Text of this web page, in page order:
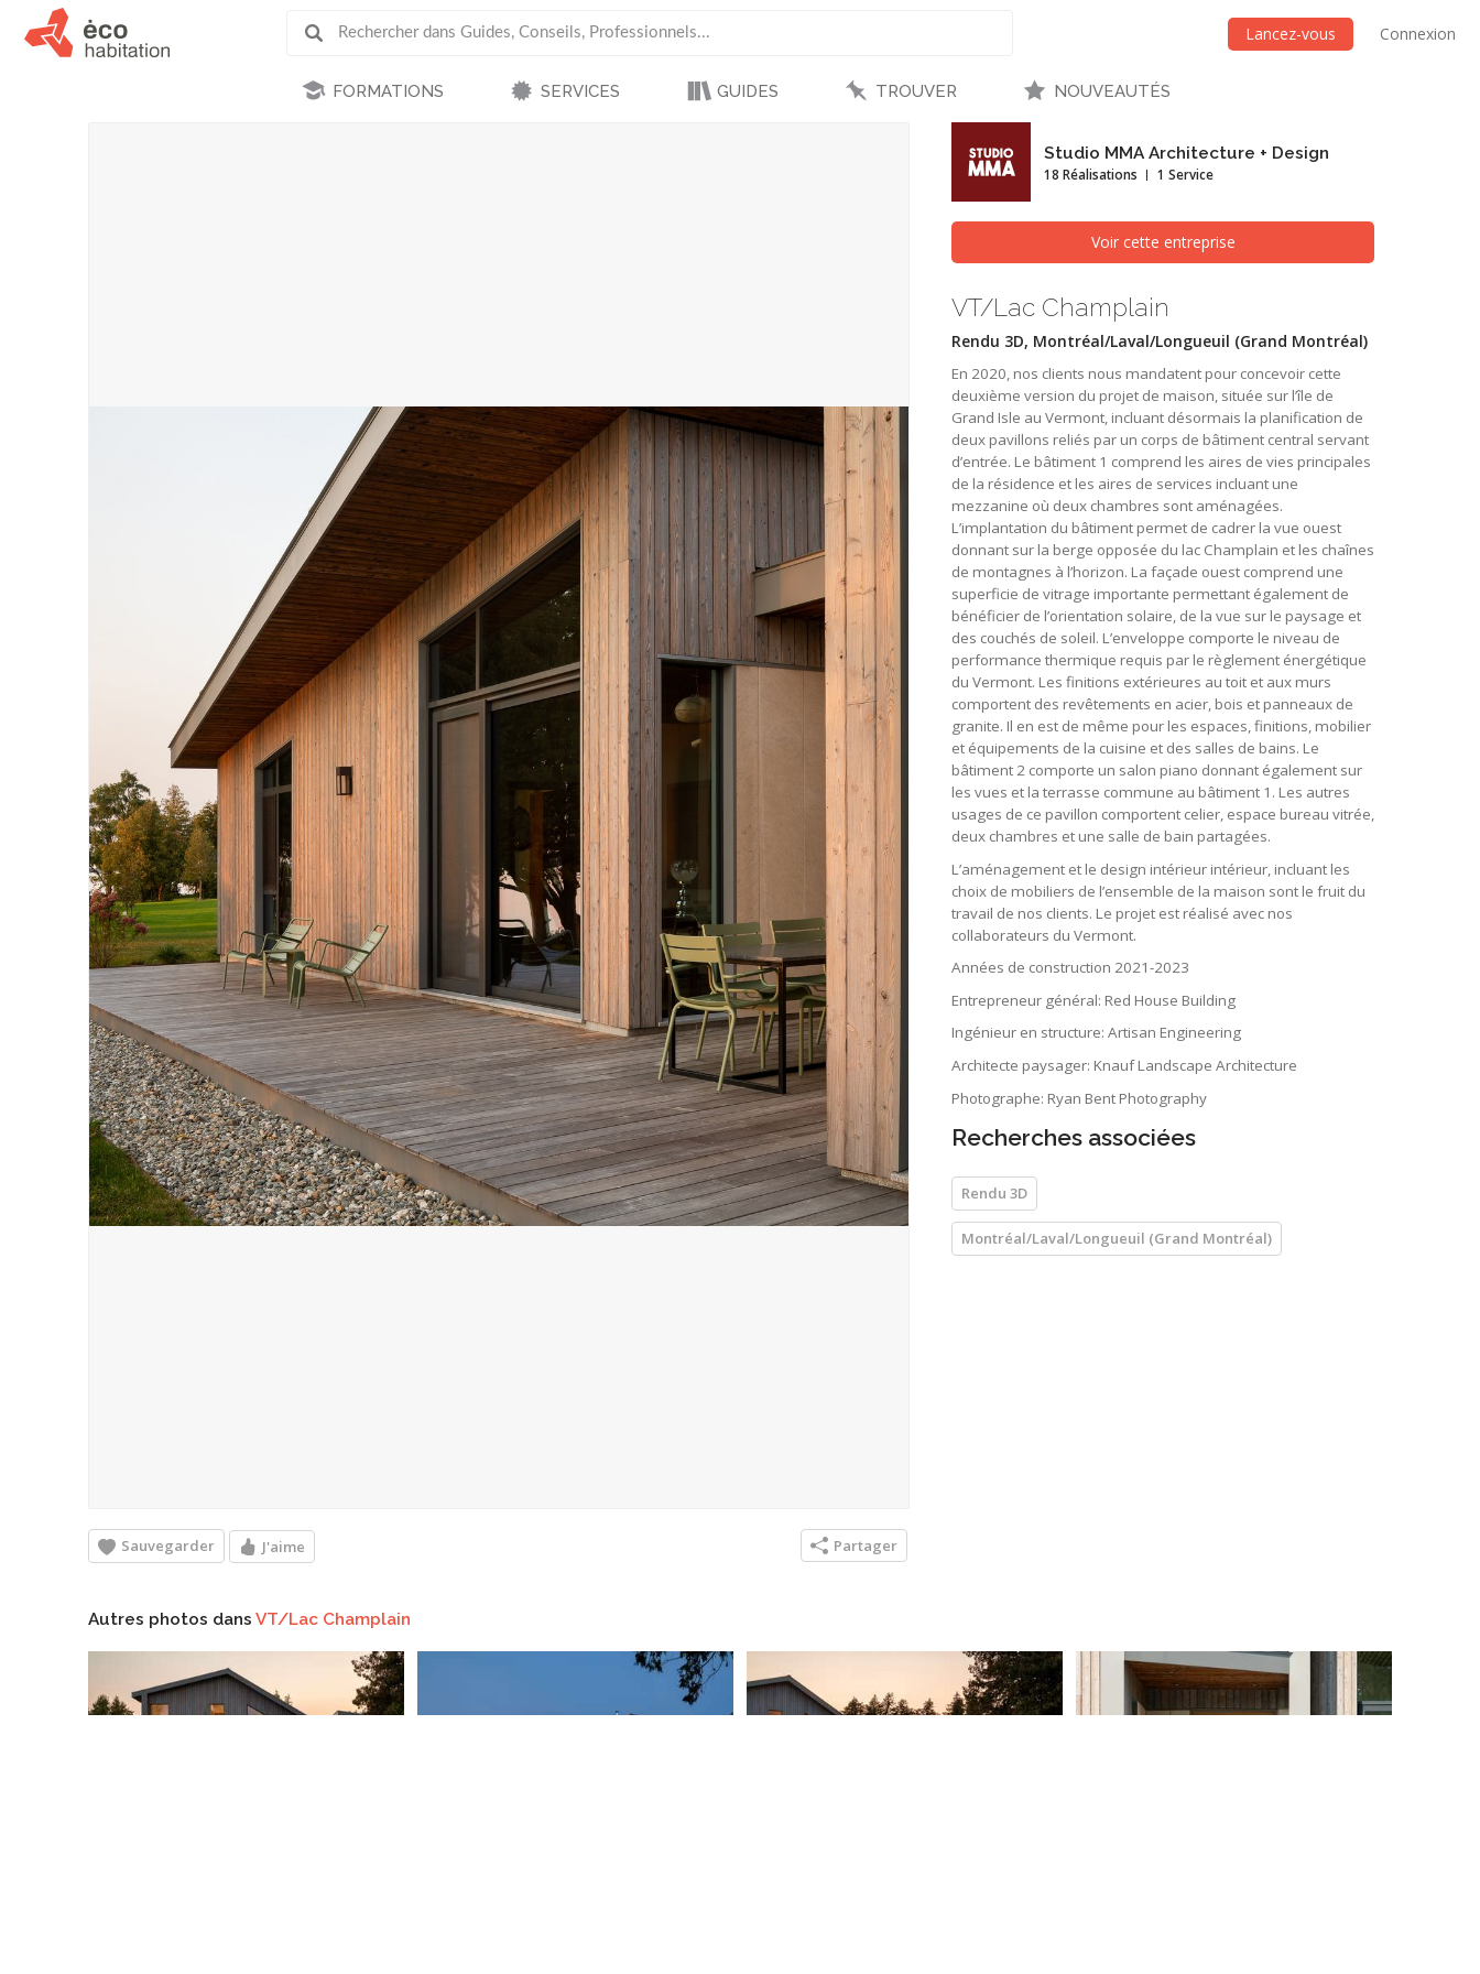
Lancez-vous Connexion
FORMATIONS SERVICES GUIDES TROUVER NOUVEAUTÉS
Studio MMA Architecture + Design
18 Réalisations 1 Service
Voir cette entreprise
VT/Lac Champlain
Rendu 3D, Montréal/Laval/Longueuil (Grand Montréal)
En 2020, nos clients nous mandatent pour concevoir cette
deuxième version du projet de maison, située sur l’île de
Grand Isle au Vermont, incluant désormais la planification de
deux pavillons reliés par un corps de bâtiment central servant
d’entrée. Le bâtiment 1 comprend les aires de vies principales
de la résidence et les aires de services incluant une
mezzanine où deux chambres sont aménagées.
L’implantation du bâtiment permet de cadrer la vue ouest
donnant sur la berge opposée du lac Champlain et les chaînes
de montagnes à l’horizon. La façade ouest comprend une
superficie de vitrage importante permettant également de
bénéficier de l’orientation solaire, de la vue sur le paysage et
des couchés de soleil. L’enveloppe comporte le niveau de
performance thermique requis par le règlement énergétique
du Vermont. Les finitions extérieures au toit et aux murs
comportent des revêtements en acier, bois et panneaux de
granite. Il en est de même pour les espaces, finitions, mobilier
et équipements de la cuisine et des salles de bains. Le
bâtiment 2 comporte un salon piano donnant également sur
les vues et la terrasse commune au bâtiment 1. Les autres
usages de ce pavillon comportent celier, espace bureau vitrée,
deux chambres et une salle de bain partagées.
L’aménagement et le design intérieur intérieur, incluant les
choix de mobiliers de l’ensemble de la maison sont le fruit du
travail de nos clients. Le projet est réalisé avec nos
collaborateurs du Vermont.
Années de construction 2021-2023
Entrepreneur général: Red House Building
Ingénieur en structure: Artisan Engineering
Architecte paysager: Knauf Landscape Architecture
Photographe: Ryan Bent Photography
Recherches associées
Rendu 3D
Montréal/Laval/Longueuil (Grand Montréal)
Sauvegarder J'aime Partager
Autres photos dans VT/Lac Champlain